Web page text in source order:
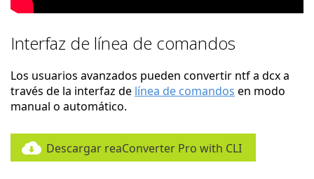
Interfaz de línea de comandos
Los usuarios avanzados pueden convertir ntf a dcx a
través de la interfaz de línea de comandos en modo
manual o automático.
Descargar reaConverter Pro with CLI